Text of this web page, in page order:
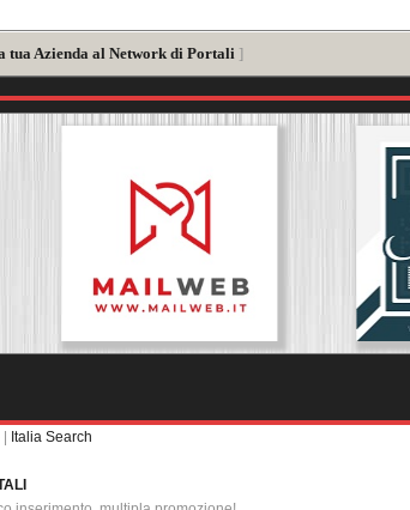
tua Azienda al Network di Portali ]
| Italia Search